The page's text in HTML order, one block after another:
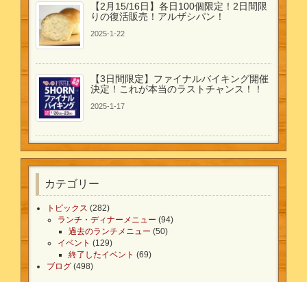
【2月15/16日】各日100個限定！2日間限
りの復活販売！アルザシパン！
2025-1-22
【3日間限定】ファイナルバイキング開催
決定！これが本当のラストチャンス！！
2025-1-17
カテゴリー
トピックス (282)
ランチ・ディナーメニュー (94)
過去のランチメニュー (50)
イベント (129)
終了したイベント (69)
ブログ (498)